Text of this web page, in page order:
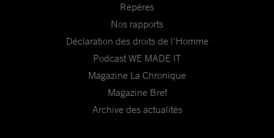
Repères
Nos rapports
Déclaration des droits de l'Homme
Podcast WE MADE IT
Magazine La Chronique
Magazine Bref
Archive des actualités